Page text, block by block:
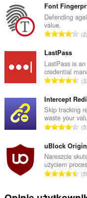
ł
k
w
a
l
c
z
b
a
c
e
n
:
Font
Defending
value.
C
k
o
w
t
a
l
c
z
b
a
c
2
LastPass
LastPass is
credential
C
ł
k
o
w
t
a
l
Intercept
Skip tracking
waste your
C
ł
k
o
w
5
uBlock Origin
Nareszcie
użyciem
C